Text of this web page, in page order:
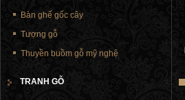
Bàn ghế gốc cây
Tượng gỗ
Thuyền buồm gỗ mỹ nghệ
TRANH GỖ